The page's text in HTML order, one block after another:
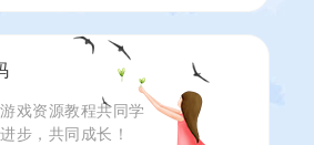
工服务
+本地注
券内购版】最新整理
Ubuntu手工服务端
+安卓苹果双端+代理
后台+GM物品后台
+详细搭建教程+视频
教程
戏资源教程共同学
步，共同成长！